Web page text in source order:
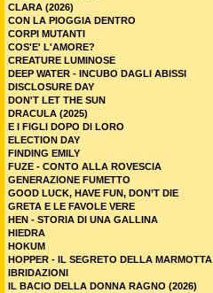
CLARA (2026)
CON LA PIOGGIA DENTRO
CORPI MUTANTI
COS'E' L'AMORE?
CREATURE LUMINOSE
DEEP WATER - INCUBO DAGLI ABISSI
DISCLOSURE DAY
DON'T LET THE SUN
DRACULA (2025)
E I FIGLI DOPO DI LORO
ELECTION DAY
FINDING EMILY
FUZE - CONTO ALLA ROVESCIA
GENERAZIONE FUMETTO
GOOD LUCK, HAVE FUN, DON’T DIE
GRETA E LE FAVOLE VERE
HEN - STORIA DI UNA GALLINA
HIEDRA
HOKUM
HOPPER - IL SEGRETO DELLA MARMOTTA
IBRIDAZIONI
IL BACIO DELLA DONNA RAGNO (2026)